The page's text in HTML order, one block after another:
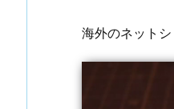
海外のネット